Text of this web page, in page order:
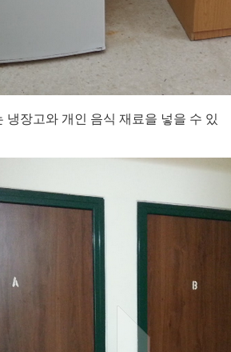
냉장고와 개인 음식 재료을 넣을 수 있